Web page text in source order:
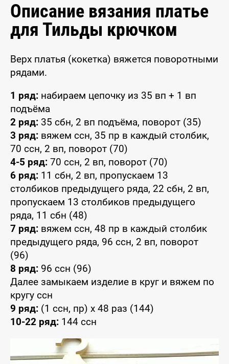
Описание вязания платье
для Тильды крючком
Верх платья (кокетка) вяжется поворотными
рядами.
1 ряд: набираем цепочку из 35 вп + 1 вп
подъёма
2 ряд: 35 сбн, 2 вп подъёма, поворот (35)
3 ряд: вяжем ссн, 35 пр в каждый столбик,
70 ссн, 2 вп, поворот (70)
4-5 ряд: 70 ссн, 2 вп, поворот (70)
6 ряд: 11 сбн, 2 вп, пропускаем 13
столбиков предыдущего ряда, 22 сбн, 2 вп,
пропускаем 13 столбиков предыдущего
ряда, 11 сбн (48)
7 ряд: вяжем ссн, 48 пр в каждый столбик
предыдущего ряда, 96 ссн, 2 вп, поворот
(96)
8 ряд: 96 ссн (96)
Далее замыкаем изделие в круг и вяжем по
кругу ссн
9 ряд: (1 ссн, пр) x 48 раз (144)
10-22 ряд: 144 ссн